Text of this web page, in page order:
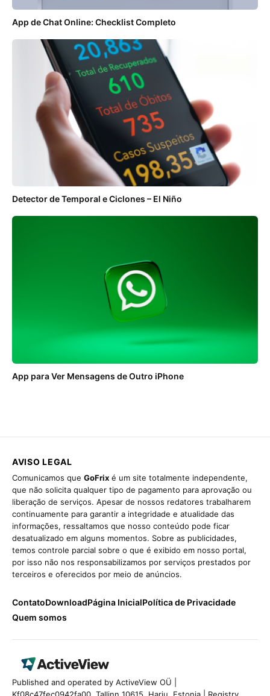
App de Chat Online: Checklist Completo
Detector de Temporal e Ciclones – El Niño
App para Ver Mensagens de Outro iPhone
AVISO LEGAL
Comunicamos que GoFrix é um site totalmente independente,
que não solicita qualquer tipo de pagamento para aprovação ou
liberação de serviços. Apesar de nossos redatores trabalharem
continuamente para garantir a integridade e atualidade das
informações, ressaltamos que nosso conteúdo pode ficar
desatualizado em alguns momentos. Sobre as publicidades,
temos controle parcial sobre o que é exibido em nosso portal,
por isso não nos responsabilizamos por serviços prestados por
terceiros e oferecidos por meio de anúncios.
ContatoDownloadPágina InicialPolítica de Privacidade
Quem somos
Published and operated by ActiveView OÜ |